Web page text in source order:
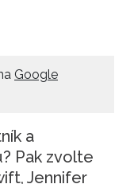
Google
a
Pak zvolte
Jennifer